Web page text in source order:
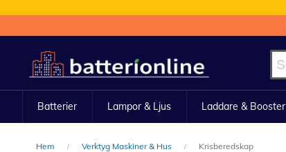
till
innehållet
Batterier Lampor & Ljus Laddare & Booster
Hem Verktyg Maskiner & Hus Krisberedskap